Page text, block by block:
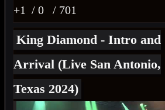
+1 / 0 / 701
King Diamond - Intro and
Arrival (Live San Antonio,
Texas 2024)